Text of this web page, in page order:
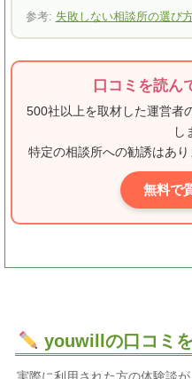
参考: 失敗しない相談所の選び
口コミを読ん
500社以上を取材した運営者
し
特定の相談所への勧誘はあ
無料で
youwillの口コミ